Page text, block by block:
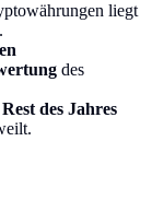
liegt
.
des
des Jahres